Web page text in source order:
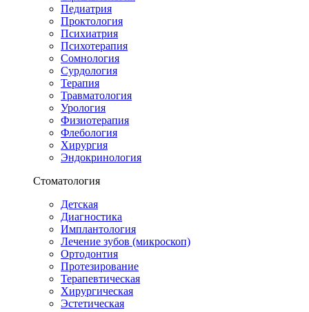
Педиатрия
Проктология
Психиатрия
Психотерапия
Сомнология
Сурдология
Терапия
Травматология
Урология
Физиотерапия
Флебология
Хирургия
Эндокринология
Стоматология
Детская
Диагностика
Имплантология
Лечение зубов (микроскоп)
Ортодонтия
Протезирование
Терапевтическая
Хирургическая
Эстетическая